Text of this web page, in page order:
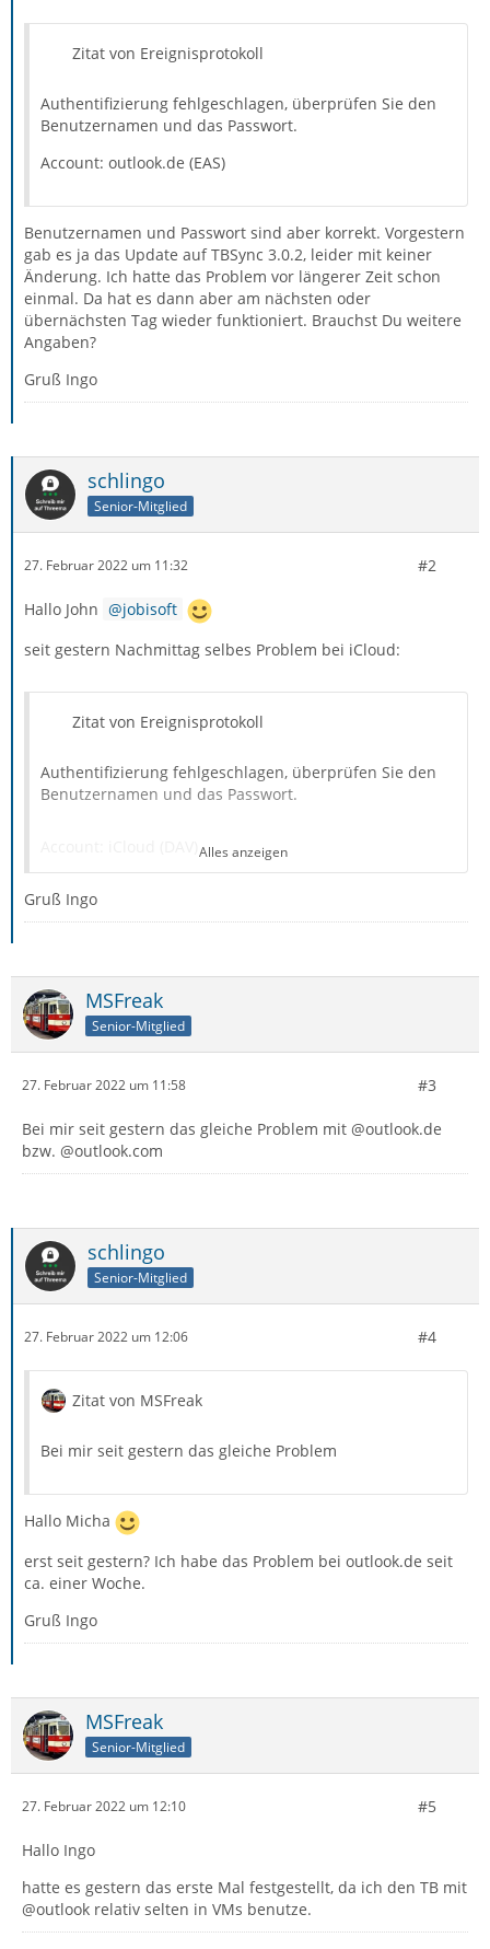
Zitat von Ereignisprotokoll
Authentifizierung fehlgeschlagen, überprüfen Sie den
Benutzernamen und das Passwort.
Account: outlook.de (EAS)
Benutzernamen und Passwort sind aber korrekt. Vorgestern
gab es ja das Update auf TBSync 3.0.2, leider mit keiner
Änderung. Ich hatte das Problem vor längerer Zeit schon
einmal. Da hat es dann aber am nächsten oder
übernächsten Tag wieder funktioniert. Brauchst Du weitere
Angaben?
Gruß Ingo
schlingo
Senior-Mitglied
27. Februar 2022 um 11:32 #2
Hallo John
jobisoft
seit gestern Nachmittag selbes Problem bei iCloud:
Zitat von Ereignisprotokoll
Authentifizierung fehlgeschlagen, überprüfen Sie den
Benutzernamen und das Passwort.
URL:
(PROPFIND)
Request:
<d:propfind xmlns:d="DAV:"
xmlns:cs="http://calendarserver.org/ns/
"><d:prop>
<cal:calendar-home-set /><d:group-membership />
Alles anzeigen
Gruß Ingo
MSFreak
Senior-Mitglied
27. Februar 2022 um 11:58 #3
Bei mir seit gestern das gleiche Problem mit @outlook.de
bzw. @outlook.com
schlingo
Senior-Mitglied
27. Februar 2022 um 12:06 #4
Zitat von MSFreak
Bei mir seit gestern das gleiche Problem
Hallo Micha
erst seit gestern? Ich habe das Problem bei outlook.de seit
ca. einer Woche.
Gruß Ingo
MSFreak
Senior-Mitglied
27. Februar 2022 um 12:10 #5
Hallo Ingo
hatte es gestern das erste Mal festgestellt, da ich den TB mit
@outlook relativ selten in VMs benutze.